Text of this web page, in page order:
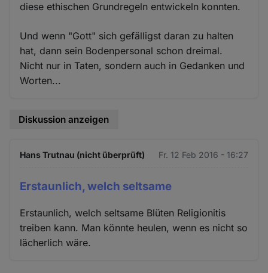
diese ethischen Grundregeln entwickeln konnten.
Und wenn "Gott" sich gefälligst daran zu halten
hat, dann sein Bodenpersonal schon dreimal.
Nicht nur in Taten, sondern auch in Gedanken und
Worten...
Diskussion anzeigen
Hans Trutnau (nicht überprüft) Fr. 12 Feb 2016 - 16:27
Erstaunlich, welch seltsame
Erstaunlich, welch seltsame Blüten Religionitis
treiben kann. Man könnte heulen, wenn es nicht so
lächerlich wäre.